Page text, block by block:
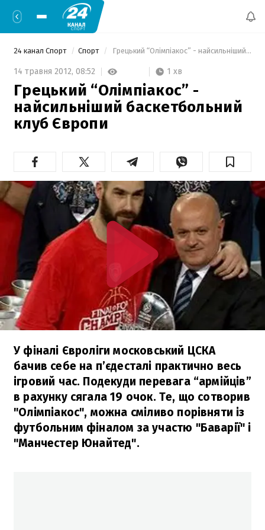
24 канал Спорт Спорт Грецький “Олімпіакос” - найсильніший баскетбольний клуб Європи
14 травня 2012, 08:52 1 хв
Грецький “Олімпіакос” -
найсильніший баскетбольний
клуб Європи
У фіналі Євроліги московський ЦСКА
бачив себе на п’єдесталі практично весь
ігровий час. Подекуди перевага “армійців”
в рахунку сягала 19 очок. Те, що сотворив
"Олімпіакос", можна сміливо порівняти із
футбольним фіналом за участю "Баварії" і
"Манчестер Юнайтед".